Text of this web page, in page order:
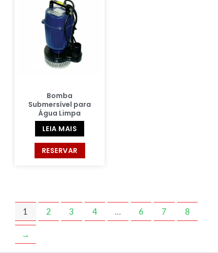
Bomba
Submersível para
Água Limpa
LEIA MAIS
RESERVAR
1 2 3 4 … 6 7 8
→